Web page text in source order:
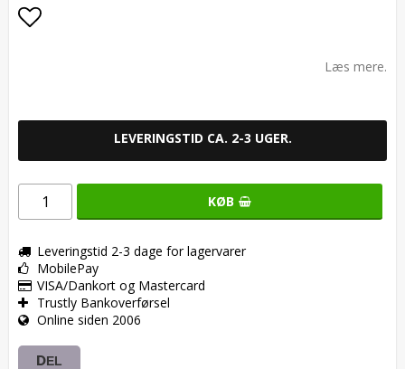
Læs mere.
LEVERINGSTID CA. 2-3 UGER.
KØB
Leveringstid 2-3 dage for lagervarer
MobilePay
VISA/Dankort og Mastercard
Trustly Bankoverførsel
Online siden 2006
DEL